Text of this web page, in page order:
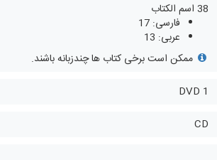
38 اسم الكتاب
فارسی: 17
عربی: 13
ممکن است برخی کتاب ها چندزبانه باشند.
1 DVD
CD